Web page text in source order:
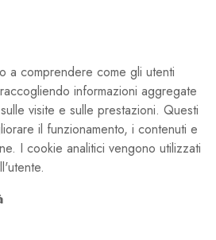
a comprendere come gli utenti
informazioni aggregate
visite e sulle prestazioni. Questi
il funzionamento, i contenuti e
I cookie analitici vengono utilizzati